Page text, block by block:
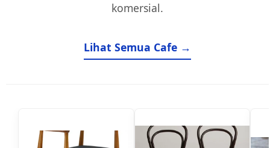
komersial.
Lihat Semua Cafe →